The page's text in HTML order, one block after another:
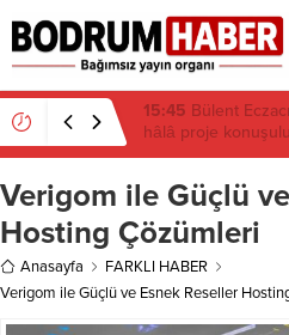
15:45 Bülent
hâlâ proje
Verigom ile Güçlü
Hosting Çözümleri
Anasayfa
FARKLI HABER
Verigom ile Güçlü ve Esnek Reseller